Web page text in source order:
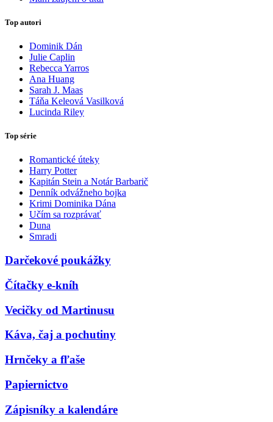
Top autori
Dominik Dán
Julie Caplin
Rebecca Yarros
Ana Huang
Sarah J. Maas
Táňa Keleová Vasilková
Lucinda Riley
Top série
Romantické úteky
Harry Potter
Kapitán Stein a Notár Barbarič
Denník odvážneho bojka
Krimi Dominika Dána
Učím sa rozprávať
Duna
Smradi
Darčekové poukážky
Čítačky e-kníh
Vecičky od Martinusu
Káva, čaj a pochutiny
Hrnčeky a fľaše
Papiernictvo
Zápisníky a kalendáre